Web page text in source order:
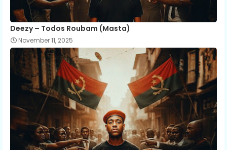
Deezy – Todos Roubam (Masta)
November 11, 2025